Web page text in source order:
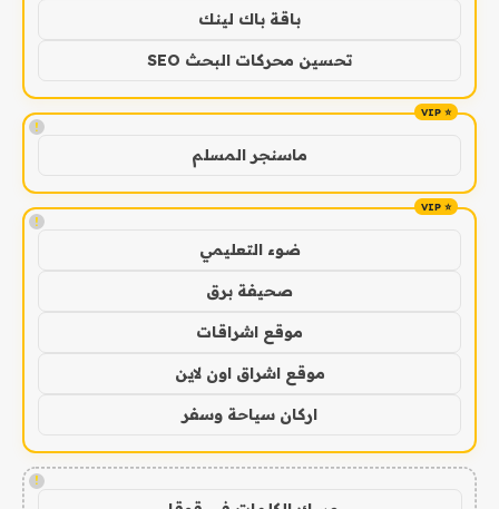
باقة باك لينك
تحسين محركات البحث SEO
!
ماسنجر المسلم
!
ضوء التعليمي
صحيفة برق
موقع اشراقات
موقع اشراق اون لاين
اركان سياحة وسفر
!